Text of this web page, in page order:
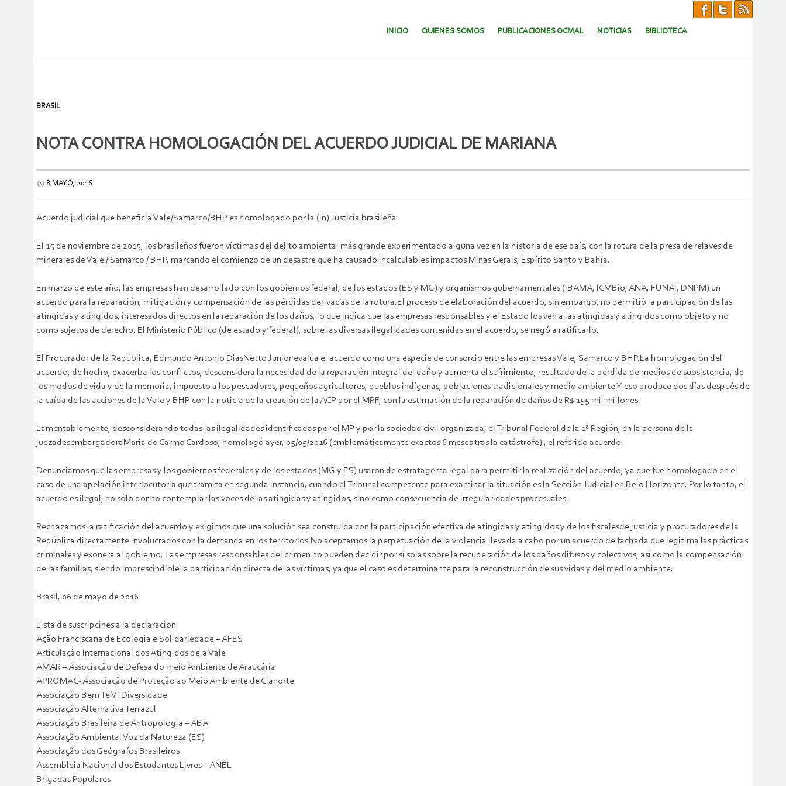
SALTAR AL CONTENIDO.
INICIO QUIENES SOMOS PUBLICACIONES OCMAL NOTICIAS BIBLIOTECA
BRASIL
NOTA CONTRA HOMOLOGACIÓN DEL ACUERDO JUDICIAL DE MARIANA
8 MAYO, 2016
Acuerdo judicial que beneficia Vale/Samarco/BHP es homologado por la (In) Justicia brasileña
El 15 de noviembre de 2015, los brasileños fueron víctimas del delito ambiental más grande experimentado alguna vez en la historia de ese país, con la rotura de la presa de relaves de
minerales de Vale / Samarco / BHP, marcando el comienzo de un desastre que ha causado incalculables impactos Minas Gerais, Espírito Santo y Bahía.
En marzo de este año, las empresas han desarrollado con los gobiernos federal, de los estados (ES y MG) y organismos gubernamentales (IBAMA, ICMBio, ANA, FUNAI, DNPM) un
acuerdo para la reparación, mitigación y compensación de las pérdidas derivadas de la rotura.El proceso de elaboración del acuerdo, sin embargo, no permitió la participación de las
atingidas y atingidos, interesados directos en la reparación de los daños, lo que indica que las empresas responsables y el Estado los ven a las atingidas y atingidos como objeto y no
como sujetos de derecho. El Ministerio Público (de estado y federal), sobre las diversas ilegalidades contenidas en el acuerdo, se negó a ratificarlo.
El Procurador de la República, Edmundo Antonio DiasNetto Junior evalúa el acuerdo como una especie de consorcio entre las empresas Vale, Samarco y BHP.La homologación del
acuerdo, de hecho, exacerba los conflictos, desconsidera la necesidad de la reparación integral del daño y aumenta el sufrimiento, resultado de la pérdida de medios de subsistencia, de
los modos de vida y de la memoria, impuesto a los pescadores, pequeños agricultores, pueblos indígenas, poblaciones tradicionales y medio ambiente.Y eso produce dos días después de
la caída de las acciones de la Vale y BHP con la noticia de la creación de la ACP por el MPF, con la estimación de la reparación de daños de R$ 155 mil millones.
Lamentablemente, desconsiderando todas las ilegalidades identificadas por el MP y por la sociedad civil organizada, el Tribunal Federal de la 1ª Región, en la persona de la
juezadesembargadoraMaria do Carmo Cardoso, homologó ayer, 05/05/2016 (emblemáticamente exactos 6 meses tras la catástrofe) , el referido acuerdo.
Denunciamos que las empresas y los gobiernos federales y de los estados (MG y ES) usaron de estratagema legal para permitir la realización del acuerdo, ya que fue homologado en el
caso de una apelación interlocutoria que tramita en segunda instancia, cuando el Tribunal competente para examinar la situación es la Sección Judicial en Belo Horizonte. Por lo tanto, el
acuerdo es ilegal, no sólo por no contemplar las voces de las atingidas y atingidos, sino como consecuencia de irregularidades procesuales.
Rechazamos la ratificación del acuerdo y exigimos que una solución sea construida con la participación efectiva de atingidas y atingidos y de los fiscalesde justicia y procuradores de la
República directamente involucrados con la demanda en los territorios.No aceptamos la perpetuación de la violencia llevada a cabo por un acuerdo de fachada que legitima las prácticas
criminales y exonera al gobierno. Las empresas responsables del crimen no pueden decidir por sí solas sobre la recuperación de los daños difusos y colectivos, así como la compensación
de las familias, siendo imprescindible la participación directa de las víctimas, ya que el caso es determinante para la reconstrucción de sus vidas y del medio ambiente.
Brasil, 06 de mayo de 2016
Lista de suscripcines a la declaracion
Ação Franciscana de Ecologia e Solidariedade – AFES
Articulação Internacional dos Atingidos pela Vale
AMAR – Associação de Defesa do meio Ambiente de Araucária
APROMAC- Associação de Proteção ao Meio Ambiente de Cianorte
Associação Bem Te Vi Diversidade
Associação Alternativa Terrazul
Associação Brasileira de Antropologia – ABA
Associação Ambiental Voz da Natureza (ES)
Associação dos Geógrafos Brasileiros
Assembleia Nacional dos Estudantes Livres – ANEL
Brigadas Populares